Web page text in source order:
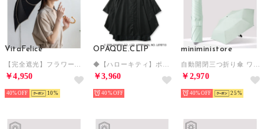
VitaFelice
【完全遮光】フラワー日傘 （BLACK）
￥4,950
40% 10
OPAQUE.CLIP
◆【ハローキティ】ポケッタブルポンチョ （ブラック(019)）
￥3,960
40%
miniministore
自動開閉三つ折り傘 ワンタッチ晴雨兼用傘 （ミント）
￥2,970
40% 25